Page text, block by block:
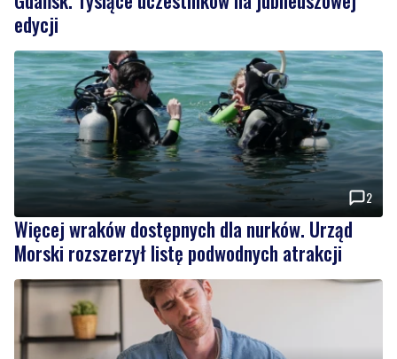
edycji
2
Więcej wraków dostępnych dla nurków. Urząd
Morski rozszerzył listę podwodnych atrakcji